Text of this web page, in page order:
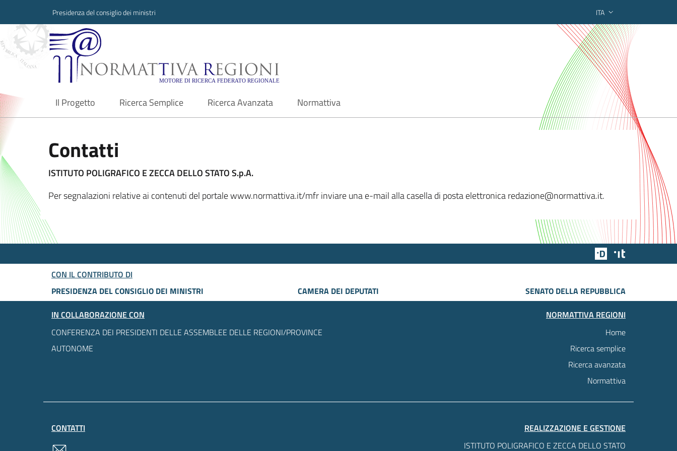
Presidenza del consiglio dei ministri ITA
Normattiva Regioni - Motore di ricerca federato regionale
Il Progetto
current Ricerca Semplice Ricerca Avanzata Normattiva
Contatti
ISTITUTO POLIGRAFICO E ZECCA DELLO STATO S.p.A.
Per segnalazioni relative ai contenuti del portale www.normattiva.it/mfr inviare una e-mail alla casella di posta elettronica redazione@normattiva.it.
Team Digitale
CON IL CONTRIBUTO DI
PRESIDENZA DEL CONSIGLIO DEI MINISTRI
CAMERA DEI DEPUTATI
SENATO DELLA REPUBBLICA
IN COLLABORAZIONE CON
CONFERENZA DEI PRESIDENTI DELLE ASSEMBLEE DELLE REGIONI/PROVINCE
AUTONOME
NORMATTIVA REGIONI
Home
Ricerca semplice
Ricerca avanzata
Normattiva
CONTATTI
REALIZZAZIONE E GESTIONE
ISTITUTO POLIGRAFICO E ZECCA DELLO STATO